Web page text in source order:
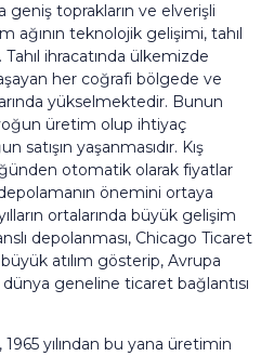
geniş toprakların ve elverişli
ağının teknolojik gelişimi, tahıl
Tahıl ihracatında ülkemizde
her coğrafi bölgede ve
yükselmektedir. Bunun
üretim olup ihtiyaç
satışın yaşanmasıdır. Kış
otomatik olarak fiyatlar
önemini ortaya
ortalarında büyük gelişim
depolanması, Chicago Ticaret
atılım gösterip, Avrupa
geneline ticaret bağlantısı
yılından bu yana üretimin